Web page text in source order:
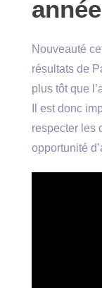
année
Nouveauté
résultats de
plus tôt que
Il est donc
respecter les
opportunité